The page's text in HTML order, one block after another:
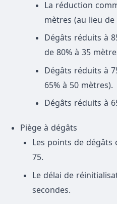
La réduction
mètres (au lieu de
Dégâts réduits à
de 80% à 35
Dégâts réduits à
65% à 50 mètres).
Dégâts réduits à
Piège à dégâts
Les points de dégâts
75.
Le délai de
secondes.